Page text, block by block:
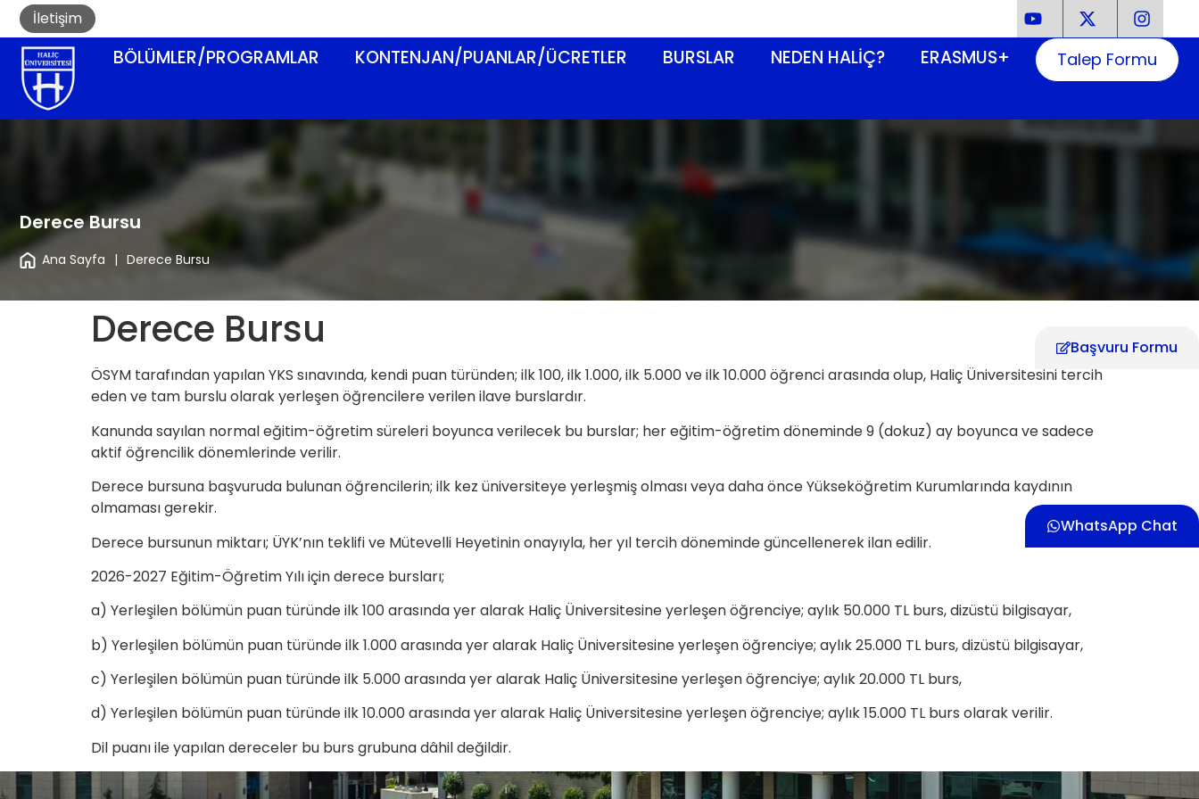
İletişim
BÖLÜMLER/PROGRAMLAR KONTENJAN/PUANLAR/ÜCRETLER BURSLAR NEDEN HALIÇ? ERASMUS+ Talep Formu
WhatsApp Chat
Başvuru Formu
Derece Bursu
Ana Sayfa | Derece Bursu
Derece Bursu
ÖSYM tarafından yapılan YKS sınavında, kendi puan türünden; ilk 100, ilk 1.000, ilk 5.000 ve ilk 10.000 öğrenci arasında olup, Haliç Üniversitesini tercih
eden ve tam burslu olarak yerleşen öğrencilere verilen ilave burslardır.
Kanunda sayılan normal eğitim-öğretim süreleri boyunca verilecek bu burslar; her eğitim-öğretim döneminde 9 (dokuz) ay boyunca ve sadece
aktif öğrencilik dönemlerinde verilir.
Derece bursuna başvuruda bulunan öğrencilerin; ilk kez üniversiteye yerleşmiş olması veya daha önce Yükseköğretim Kurumlarında kaydının
olmaması gerekir.
Derece bursunun miktarı; ÜYK’nın teklifi ve Mütevelli Heyetinin onayıyla, her yıl tercih döneminde güncellenerek ilan edilir.
2026-2027 Eğitim-Öğretim Yılı için derece bursları;
a) Yerleşilen bölümün puan türünde ilk 100 arasında yer alarak Haliç Üniversitesine yerleşen öğrenciye; aylık 50.000 TL burs, dizüstü bilgisayar,
b) Yerleşilen bölümün puan türünde ilk 1.000 arasında yer alarak Haliç Üniversitesine yerleşen öğrenciye; aylık 25.000 TL burs, dizüstü bilgisayar,
c) Yerleşilen bölümün puan türünde ilk 5.000 arasında yer alarak Haliç Üniversitesine yerleşen öğrenciye; aylık 20.000 TL burs,
d) Yerleşilen bölümün puan türünde ilk 10.000 arasında yer alarak Haliç Üniversitesine yerleşen öğrenciye; aylık 15.000 TL burs olarak verilir.
Dil puanı ile yapılan dereceler bu burs grubuna dâhil değildir.